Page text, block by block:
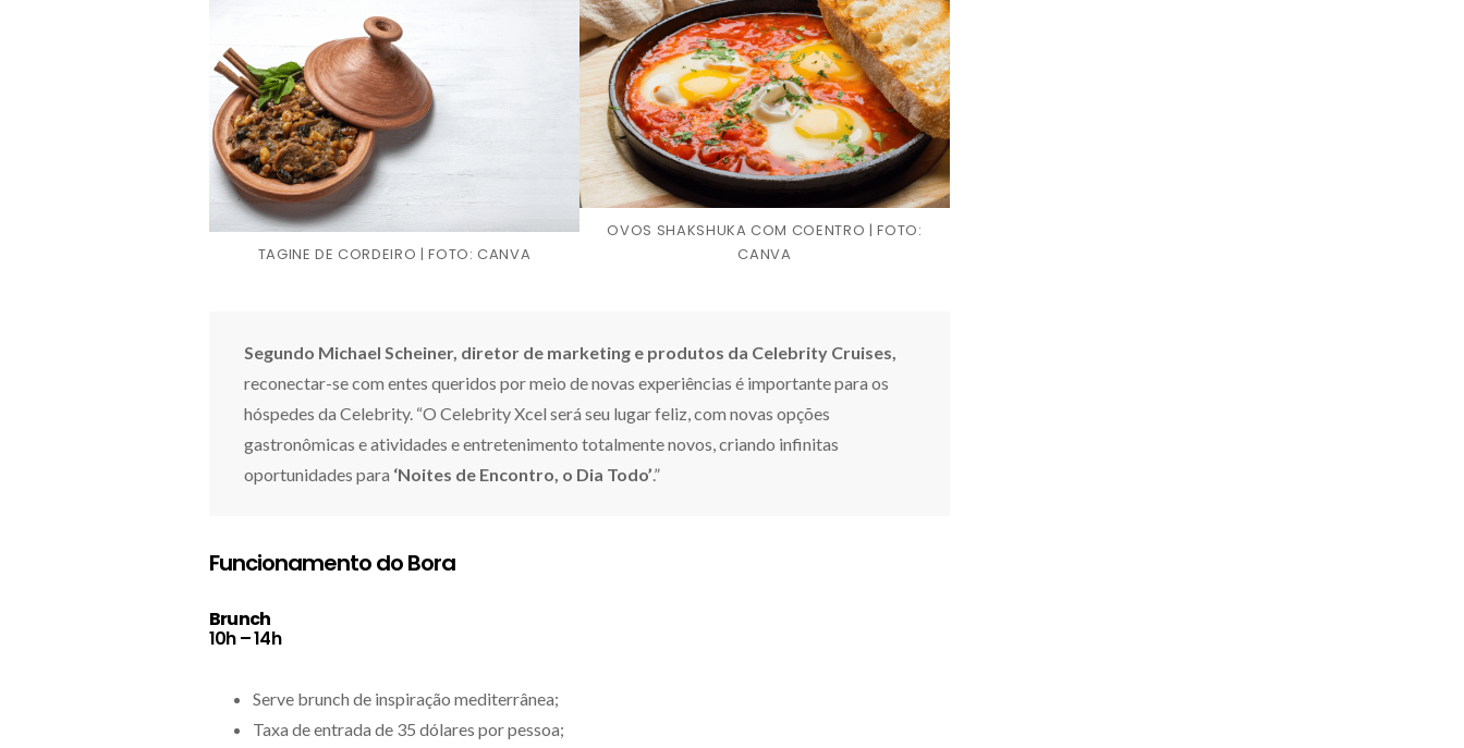
TAGINE DE CORDEIRO | FOTO: CANVA
OVOS SHAKSHUKA COM COENTRO | FOTO:
CANVA
Segundo Michael Scheiner, diretor de marketing e produtos da Celebrity Cruises,
reconectar-se com entes queridos por meio de novas experiências é importante para os
hóspedes da Celebrity. “O Celebrity Xcel será seu lugar feliz, com novas opções
gastronômicas e atividades e entretenimento totalmente novos, criando infinitas
oportunidades para ‘Noites de Encontro, o Dia Todo’.”
Funcionamento do Bora
Brunch
10h – 14h
Serve brunch de inspiração mediterrânea;
Taxa de entrada de 35 dólares por pessoa;